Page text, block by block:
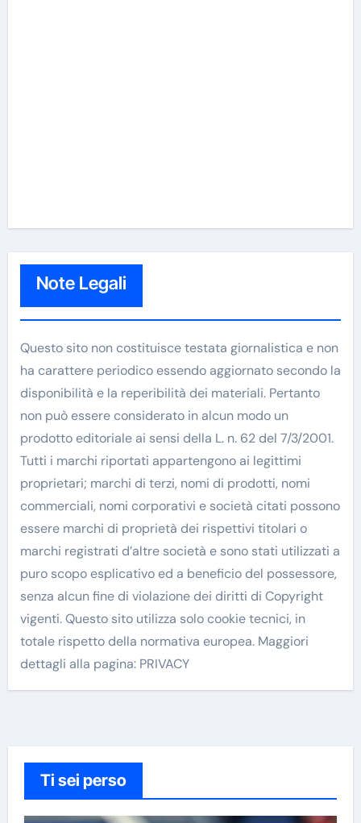
Note Legali
Questo sito non costituisce testata giornalistica e non
ha carattere periodico essendo aggiornato secondo la
disponibilità e la reperibilità dei materiali. Pertanto
non può essere considerato in alcun modo un
prodotto editoriale ai sensi della L. n. 62 del 7/3/2001.
Tutti i marchi riportati appartengono ai legittimi
proprietari; marchi di terzi, nomi di prodotti, nomi
commerciali, nomi corporativi e società citati possono
essere marchi di proprietà dei rispettivi titolari o
marchi registrati d’altre società e sono stati utilizzati a
puro scopo esplicativo ed a beneficio del possessore,
senza alcun fine di violazione dei diritti di Copyright
vigenti. Questo sito utilizza solo cookie tecnici, in
totale rispetto della normativa europea. Maggiori
dettagli alla pagina: PRIVACY
Ti sei perso